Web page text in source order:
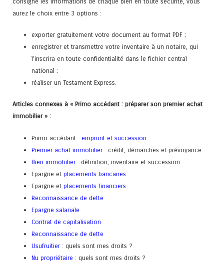
aurez le choix entre 3 options :
exporter gratuitement votre document au format PDF ;
enregistrer et transmettre votre inventaire à un notaire, qui
l’inscrira en toute confidentialité dans le fichier central
national ;
réaliser un Testament Express.
Articles connexes à « Primo accédant : préparer son premier achat
immobilier » :
Primo accédant :emprunt et succession
Premier achat immobilier : crédit, démarches et prévoyance
Bien immobilier : définition, inventaire et succession
Epargne etplacements bancaires
Epargne etplacements financiers
Reconnaissance de dette
Epargne salariale
Contrat de capitalisation
Reconnaissance de dette
Usufruitier : quels sont mes droits ?
Nu propriétaire : quels sont mes droits ?